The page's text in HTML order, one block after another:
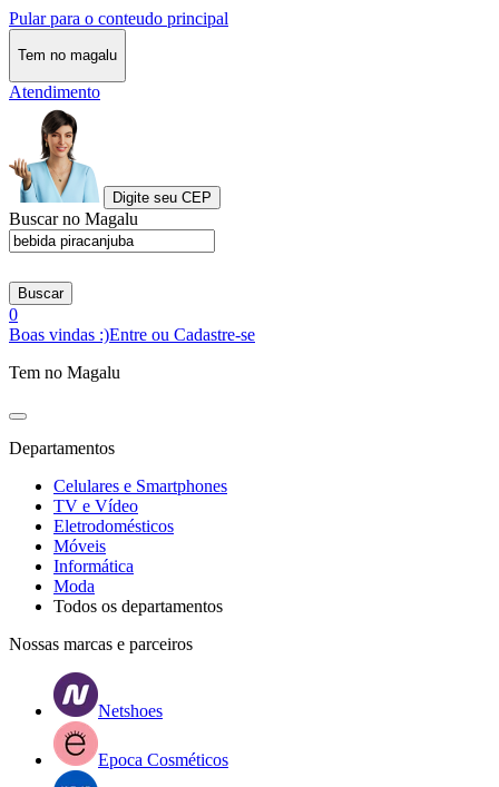
Pular para o conteudo principal
Tem no magalu
Atendimento
Digite seu CEP
Buscar no Magalu
Buscar
0
Boas vindas :)Entre ou Cadastre-se
Tem no Magalu
Departamentos
Celulares e Smartphones
TV e Vídeo
Eletrodomésticos
Móveis
Informática
Moda
Todos os departamentos
Nossas marcas e parceiros
Netshoes
Epoca Cosméticos